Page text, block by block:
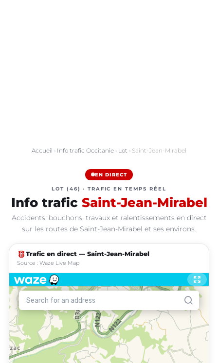
Accueil › Info trafic Occitanie › Lot › Saint-Jean-Mirabel
EN DIRECT
LOT (46) · TRAFIC EN TEMPS RÉEL
Info trafic Saint-Jean-Mirabel
Accidents, bouchons, travaux et ralentissements en direct
sur les routes de Saint-Jean-Mirabel et ses environs.
traffic Trafic en direct — Saint-Jean-Mirabel
Source : Waze Live Map